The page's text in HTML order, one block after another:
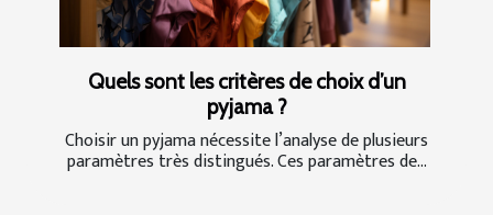
Quels sont les critères de choix d’un
pyjama ?
Choisir un pyjama nécessite l’analyse de plusieurs
paramètres très distingués. Ces paramètres de...